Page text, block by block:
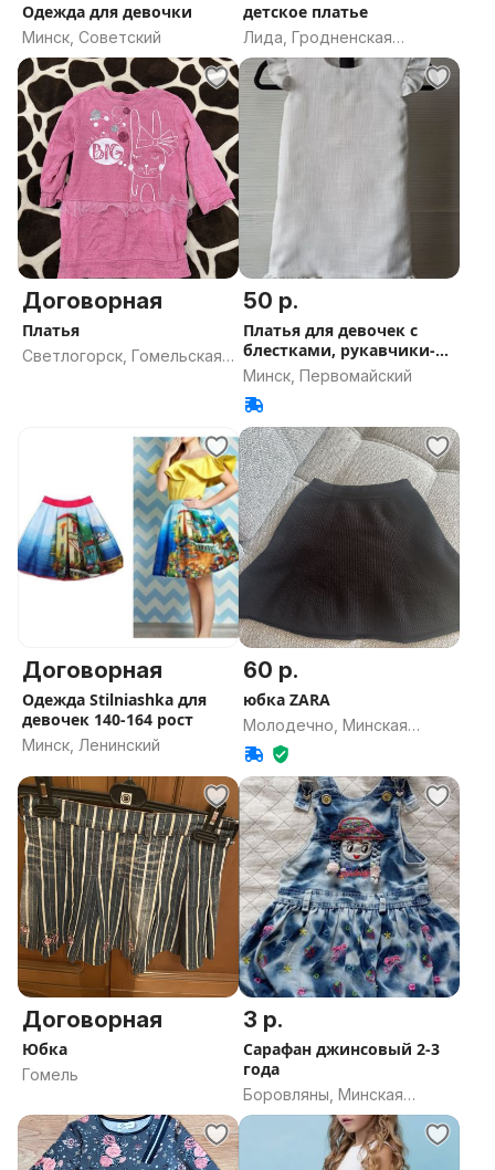
Одежда для девочки
Минск, Советский
детское платье
Лида, Гродненская
область
Договорная
Платья
Светлогорск, Гомельская
50 р.
Платья для девочек с
блестками, рукавчики-
крылышки
Минск, Первомайский
Договорная
Одежда Stilniashka для
девочек 140-164 рост
Минск, Ленинский
60 р.
юбка ZARA
Молодечно, Минская
область
Договорная
Юбка
Гомель
3 р.
Сарафан джинсовый 2-3
года
Боровляны, Минская
область